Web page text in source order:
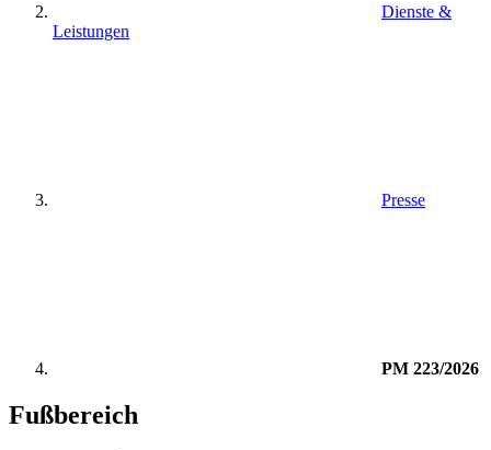
Dienste &
Leistungen
Presse
PM 223/2026
Fußbereich